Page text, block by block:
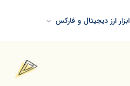
ابزار ارز دیجیتال و فارکس